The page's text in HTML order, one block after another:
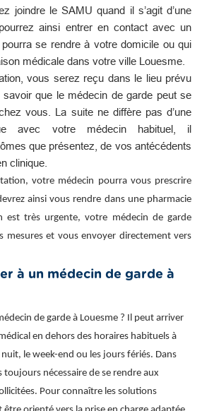
joindre le SAMU quand il s’agit d’une
ainsi entrer en contact avec un
se rendre à votre domicile ou qui
médicale dans votre ville Louesme.
vous serez reçu dans le lieu prévu
que le médecin de garde peut se
vous. La suite ne diffère pas d’une
avec votre médecin habituel, il
que présentez, de vos antécédents
clinique.
votre médecin pourra vous prescrire
ainsi vous rendre dans une pharmacie
est très urgente, votre médecin de garde
mesures et vous envoyer directement vers
à un médecin de garde à
de garde à Louesme ? Il peut arriver
en dehors des horaires habituels à
le week-end ou les jours fériés. Dans
toujours nécessaire de se rendre aux
Pour connaître les solutions